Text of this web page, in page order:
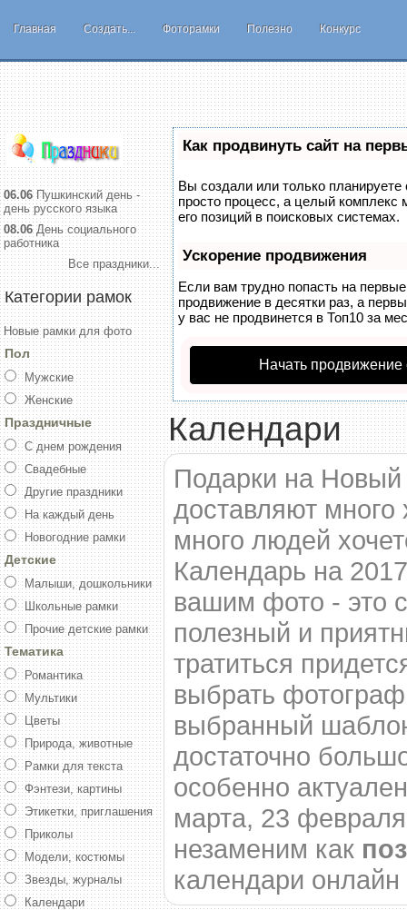
Главная Создать... Фоторамки Полезно Конкурс
06.06Пушкинский день -
день русского языка
08.06День социального
работника
Все праздники...
Категории рамок
Новые рамки для фото
Пол
Мужские
Женские
Праздничные
С днем рождения
Свадебные
Другие праздники
На каждый день
Новогодние рамки
Детские
Малыши, дошкольники
Школьные рамки
Прочие детские рамки
Тематика
Романтика
Мультики
Цветы
Природа, животные
Рамки для текста
Фэнтези, картины
Этикетки, приглашения
Приколы
Модели, костюмы
Звезды, журналы
Календари
Как продвинуть сайт на
Вы создали или только планируете
просто процесс, а целый комплекс
его позиций в поисковых системах.
Ускорение продвижения
Если вам трудно попасть на
продвижение в десятки раз, а
у вас не продвинется в Топ10 за
Начать продвижение
Календари
Подарки на Новый
доставляют много
много людей
Календарь на
вашим фото - это
полезный и
тратиться
выбрать
выбранный
достаточно
особенно
марта, 23
незаменим как
календари